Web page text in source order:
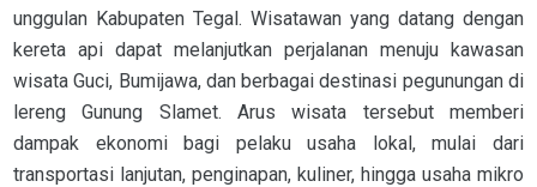
unggulan Kabupaten Tegal. Wisatawan yang datang dengan
kereta api dapat melanjutkan perjalanan menuju kawasan
wisata Guci, Bumijawa, dan berbagai destinasi pegunungan di
lereng Gunung Slamet. Arus wisata tersebut memberi
dampak ekonomi bagi pelaku usaha lokal, mulai dari
transportasi lanjutan, penginapan, kuliner, hingga usaha mikro